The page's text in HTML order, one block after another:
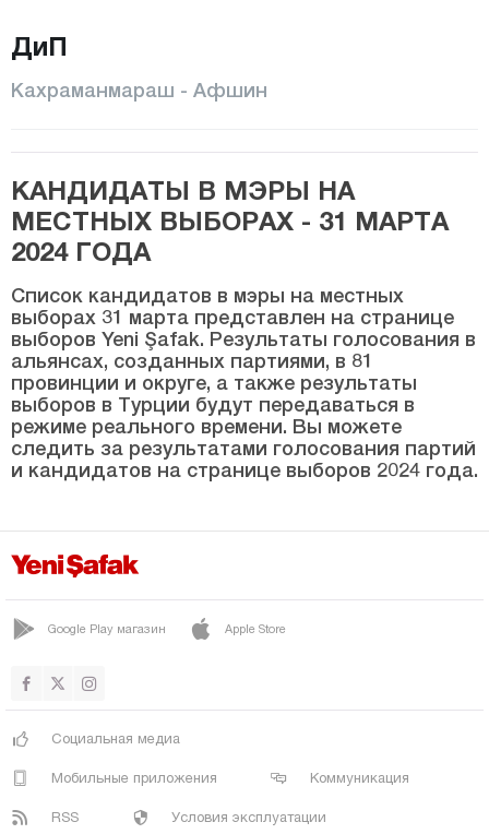
ГЁКСУН
ПАЗАРДЖИК
ТЮРКОГЛУ
Карабюк
Карс
Кастамону
Кайсери
Килис
Кырыккале
Кыршехир
Коджаэли
Малатья
ДиП
Кахраманмараш - Афшин
КАНДИДАТЫ В МЭРЫ НА
МЕСТНЫХ ВЫБОРАХ - 31 МАРТА
2024 ГОДА
Список кандидатов в мэры на местных
выборах 31 марта представлен на странице
выборов Yeni Şafak. Результаты голосования в
альянсах, созданных партиями, в 81
провинции и округе, а также результаты
выборов в Турции будут передаваться в
режиме реального времени. Вы можете
следить за результатами голосования партий
и кандидатов на странице выборов 2024 года.
Google Play магазин Apple Store
Социальная медиа
Мобильные приложения Коммуникация
RSS Условия эксплуатации